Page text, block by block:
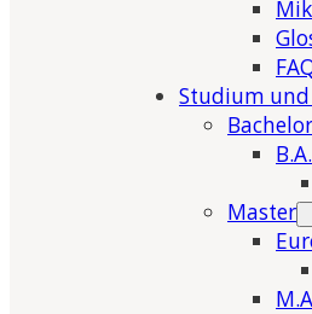
Studium und
Bachelor
Master